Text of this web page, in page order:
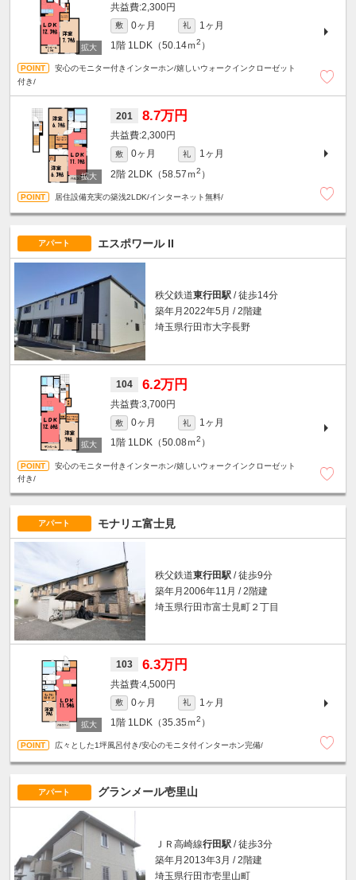
2,300円
敷 0ヶ月 礼
1ヶ月
1階 1LDK（50.14ｍ2 ）
安心のモニター付きインターホン/嬉しいウォークインクローゼット
付き/
201 8.7万円
2,300円
敷 0ヶ月 礼
1ヶ月
2階 2LDK（58.57ｍ2 ）
居住設備充実の築浅2LDK/インターネット無料/
アパート エスポワール II
秩父鉄道東行田駅 / 徒歩14分
築年月2022年5月 / 2階建
埼玉県行田市大字長野
104 6.2万円
3,700円
敷 0ヶ月 礼
1ヶ月
1階 1LDK（50.08ｍ2 ）
安心のモニター付きインターホン/嬉しいウォークインクローゼット
付き/
アパート モナリエ富士見
秩父鉄道東行田駅 / 徒歩9分
築年月2006年11月 / 2階建
埼玉県行田市富士見町２丁目
103 6.3万円
4,500円
敷 0ヶ月 礼
1ヶ月
1階 1LDK（35.35ｍ2 ）
広々とした1坪風呂付き/安心のモニタ付インターホン完備/
アパート グランメール壱里山
ＪＲ高崎線行田駅 / 徒歩3分
築年月2013年3月 / 2階建
埼玉県行田市壱里山町